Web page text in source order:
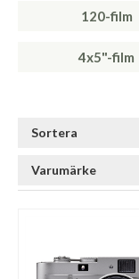
120-film
4x5"-film
Sortera
Varumärke